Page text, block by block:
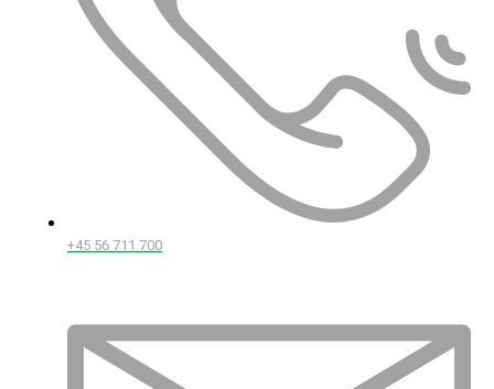
+45 56 711 700